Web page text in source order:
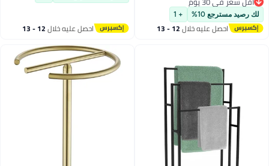
حامل حمام قائم بذاته مقاوم للماء
أقل سعر في 30 يوم
لك رصيد مسترجع 10% + 1
احصل عليه خلال 12 - 13 احصل عليه خلال 12 - 13